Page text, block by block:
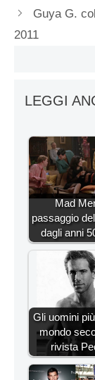
Guya G.
2011
LEGGI
Mad
passaggio
dagli anni
Gli uomini
mondo
rivista